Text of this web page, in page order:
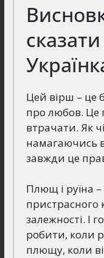
Цей вірш – це
про любов. Це
втрачати. Як
намагаючись
завжди це
Плющ і руїна
пристрасного
залежності. І
робити, коли
плющу, коли